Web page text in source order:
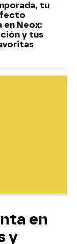
tu
en Neox:
y tus
en
y